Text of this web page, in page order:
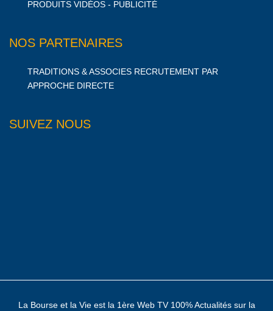
PRODUITS VIDÉOS - PUBLICITÉ
NOS PARTENAIRES
TRADITIONS & ASSOCIES RECRUTEMENT PAR
APPROCHE DIRECTE
SUIVEZ NOUS
La Bourse et la Vie est la 1ère Web TV 100% Actualités sur la